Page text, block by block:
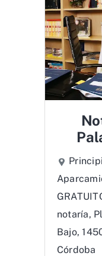
notaría,
Bajo,
Córdoba